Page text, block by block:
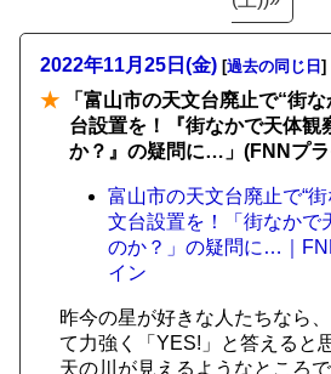
2022年11月25日(金) [過去の同じ日 ]
★ 「富山市の天文台廃止で“街
台設置を！『街なかで天体観
か？』の疑問に…」(FNNプ
富山市の天文台廃止で“
文台設置を！「街なかで
のか？」の疑問に…｜
イン
昨今の星が好きな人たちなら
て力強く「YES!」と答えると
天の川が見えるようなところ